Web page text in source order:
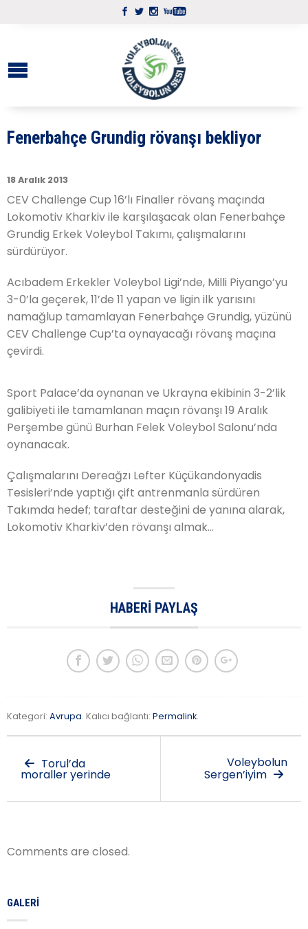
Fenerbahçe Grundig rövanşı bekliyor
18 Aralık 2013
CEV Challenge Cup 16’lı Finaller rövanş maçında
Lokomotiv Kharkiv ile karşılaşacak olan Fenerbahçe
Grundig Erkek Voleybol Takımı, çalışmalarını
sürdürüyor.
Acıbadem Erkekler Voleybol Ligi’nde, Milli Piyango’yu
3-0’la geçerek, 11’de 11 yapan ve ligin ilk yarısını
namağlup tamamlayan Fenerbahçe Grundig, yüzünü
CEV Challenge Cup’ta oynayacağı rövanş maçına
çevirdi.
Sport Palace’da oynanan ve Ukrayna ekibinin 3-2’lik
galibiyeti ile tamamlanan maçın rövanşı 19 Aralık
Perşembe günü Burhan Felek Voleybol Salonu’nda
oynanacak.
Çalışmalarını Dereağzı Lefter Küçükandonyadis
Tesisleri’nde yaptığı çift antrenmanla sürdüren
Takımda hedef; taraftar desteğini de yanına alarak,
Lokomotiv Kharkiv’den rövanşı almak…
HABERI PAYLAŞ
Kategori: Avrupa. Kalıcı bağlantı: Permalink.
Torul’da
moraller yerinde
Voleybolun
Sergen’iyim
Comments are closed.
GALERI